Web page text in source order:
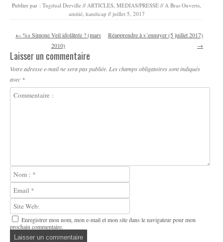
Publier par : Tugdual Derville // ARTICLES MEDIAS/PRESSE // A Bras Ouverts
amitié, handicap // juillet 5, 2017
Navigation des articles
← %s Simone Veil idolâtrée ? (mars
2010)
Réapprendre à s´ennuyer (5 juillet 2017)
→
Laisser un commentaire
Votre adresse e-mail ne sera pas publiée. Les champs obligatoires sont indiqués
avec *
Enregistrer mon nom, mon e-mail et mon site dans le navigateur pour mon
prochain commentaire.